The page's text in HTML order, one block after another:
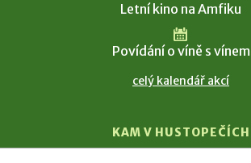
Letní kino na Amfiku
Povídání o víně s vínem
celý kalendář akcí
KAM V HUSTOPEČÍCH